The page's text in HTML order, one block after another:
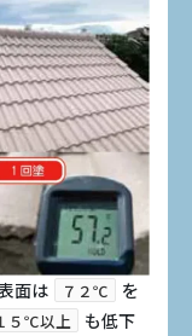
面は ７２℃
を
５℃以上
も低下